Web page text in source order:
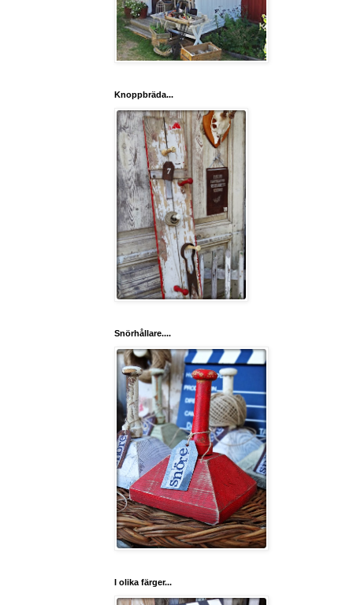
Knoppbräda...
Snörhållare....
I olika färger...